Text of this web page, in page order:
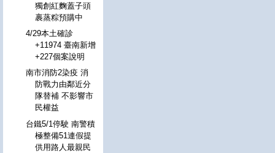
獨創紅麴蓋子頭
裹蒸粽預購中
4/29本土確診
+11974 臺南新增
+227個案說明
南市消防2染疫 消
防戰力由鄰近分
隊替補 不影響市
民權益
台鐵5/1停駛 南警積
極整備51連假提
供用路人最親民